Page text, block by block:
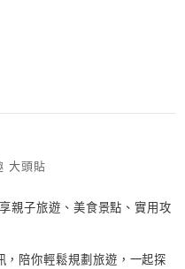
親子旅遊、美食景點、實用攻
，陪你輕鬆規劃旅遊，一起探